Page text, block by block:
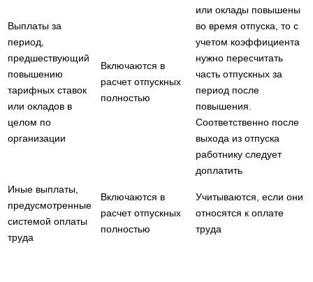
Выплаты за
период,
предшествующий
повышению
тарифных ставок
или окладов в
целом по
организации
Включаются в
расчет отпускных
полностью
или оклады повышены
во время отпуска, то с
учетом коэффициента
нужно пересчитать
часть отпускных за
период после
повышения.
Соответственно после
выхода из отпуска
работнику следует
доплатить
Иные выплаты,
предусмотренные
системой оплаты
труда
Включаются в
расчет отпускных
полностью
Учитываются, если они
относятся к оплате
труда